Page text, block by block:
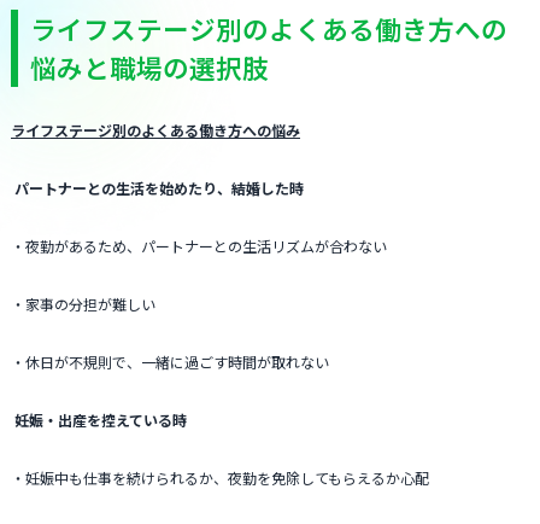
ライフステージ別のよくある働き方への
悩みと職場の選択肢
ライフステージ別のよくある働き方への悩み
パートナーとの生活を始めたり、結婚した時
・夜勤があるため、パートナーとの生活リズムが合わない
・家事の分担が難しい
・休日が不規則で、一緒に過ごす時間が取れない
妊娠・出産を控えている時
・妊娠中も仕事を続けられるか、夜勤を免除してもらえるか心配